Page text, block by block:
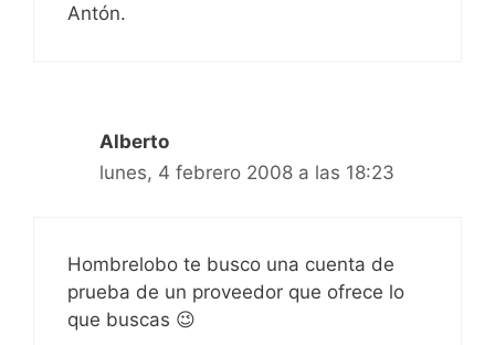
Antón.
Alberto
lunes, 4 febrero 2008 a las 18:23
Hombrelobo te busco una cuenta de
prueba de un proveedor que ofrece lo
que buscas 😉